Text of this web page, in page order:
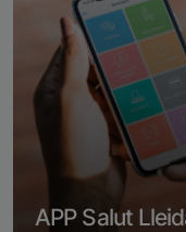
APP Salut